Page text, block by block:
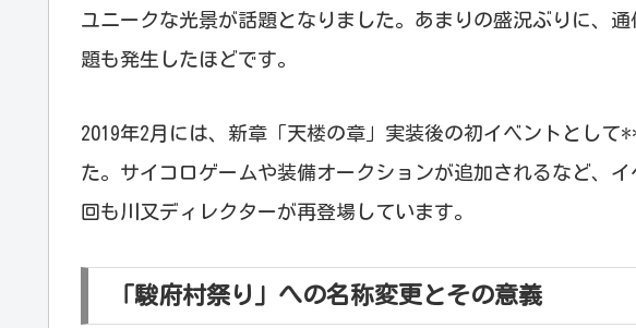
ユニークな光景が話題となりました。あまりの盛況ぶりに、
題も発生したほどです。
2019年2月には、新章「天楼の章」実装後の初イベントとし
た。サイコロゲームや装備オークションが追加されるなど、
回も川又ディレクターが再登場しています。
「駿府村祭り」への名称変更とその意義